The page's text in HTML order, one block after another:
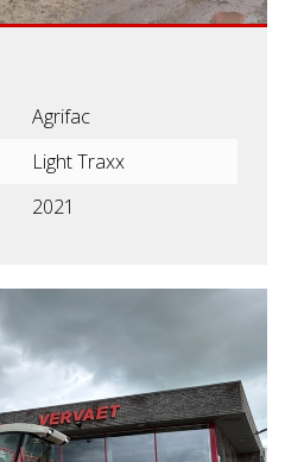
Agrifac
Light Traxx
2021